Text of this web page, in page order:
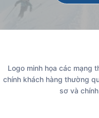
Logo minh họa các mạng
chính khách hàng thường
sơ và